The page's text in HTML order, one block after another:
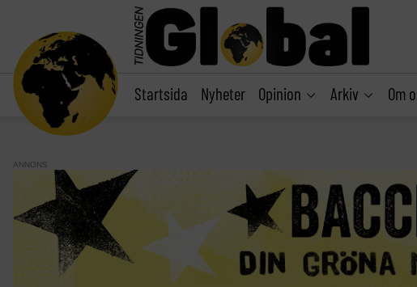
Startsida Nyheter Opinion Arkiv Om
ANNONS